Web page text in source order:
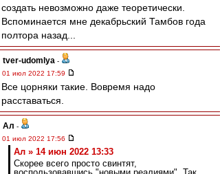
создать невозможно даже теоретически.
Вспоминается мне декабрьский Тамбов года
полтора назад...
tver-udomlya -
01 июл 2022 17:59
Все цорняки такие. Вовремя надо
расставаться.
Ал -
01 июл 2022 17:56
Ал » 14 июн 2022 13:33
Скорее всего просто свинтят,